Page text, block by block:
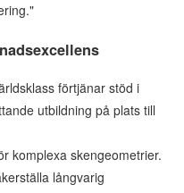
förtjänar stöd i
utbildning på plats till
komplexa skengeometrier.
långvarig